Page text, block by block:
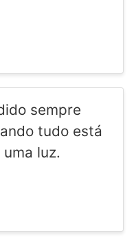
sempre
tudo está
luz.